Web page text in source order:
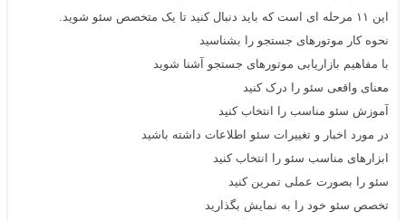
این ۱۱ مرحله ای است که باید دنبال کنید تا یک متخصص سئو شوید.
نحوه کار موتورهای جستجو را بشناسید
با مفاهیم بازاریابی موتورهای جستجو آشنا شوید
معنای واقعی سئو را درک کنید
آموزش سئو مناسب را انتخاب کنید
در مورد اخبار و تغییرات سئو اطلاعات داشته باشید
ابزارهای مناسب سئو را انتخاب کنید
سئو را بصورت عملی تمرین کنید
تخصص سئو خود را به نمایش بگذارید